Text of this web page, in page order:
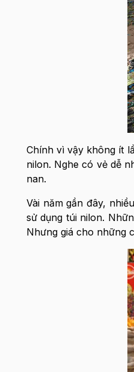
Chính vì vậy không ít
nilon. Nghe có vẻ dễ
nan.
Vài năm gần đây,
sử dụng túi nilon.
Nhưng giá cho những